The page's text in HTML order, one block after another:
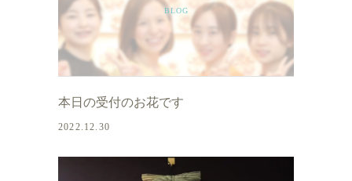
BLOG
本日の受付のお花です
2022.12.30